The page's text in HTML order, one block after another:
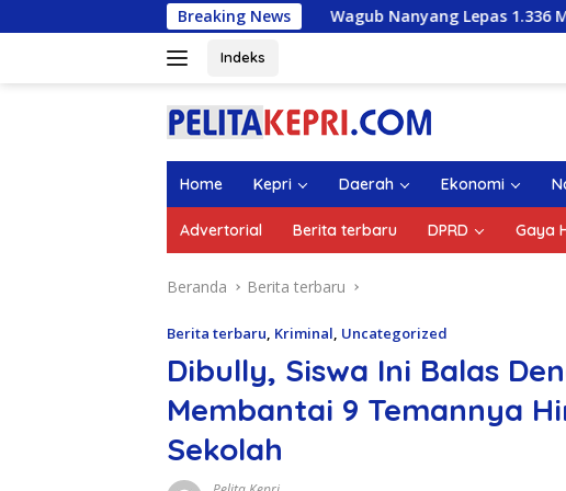
ke
Breaking News
Wagub Nanyang Lepas 1.336 Mahasiswa
Indeks
Home Kepri Daerah Ekonomi
Advertorial Berita terbaru DPRD Gaya
Beranda Berita terbaru
Berita terbaru, Kriminal, Uncategorized
Dibully, Siswa Ini Balas
Membantai 9 Temannya
Sekolah